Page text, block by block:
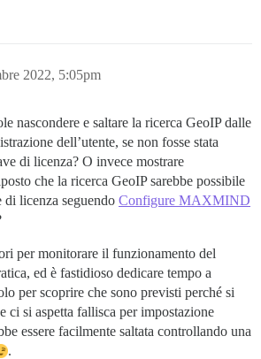
2022, 5:05pm
nascondere e saltare la ricerca GeoIP dalle
dell’utente, se non fosse stata
di licenza? O invece mostrare
che la ricerca GeoIP sarebbe possibile
di licenza seguendo Configure MAXMIND
per monitorare il funzionamento del
ed è fastidioso dedicare tempo a
per scoprire che sono previsti perché si
ci si aspetta fallisca per impostazione
essere facilmente saltata controllando una
.